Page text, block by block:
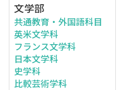
文学部
共通教育・外国語科目
英米文学科
フランス文学科
日本文学科
史学科
比較芸術学科